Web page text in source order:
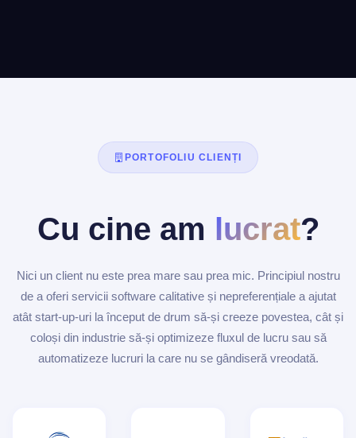
PORTOFOLIU CLIENȚI
Cu cine am lucrat?
Nici un client nu este prea mare sau prea mic. Principiul nostru
de a oferi servicii software calitative și nepreferențiale a ajutat
atât start-up-uri la început de drum să-și creeze povestea, cât și
coloși din industrie să-și optimizeze fluxul de lucru sau să
automatizeze lucruri la care nu se gândiseră vreodată.